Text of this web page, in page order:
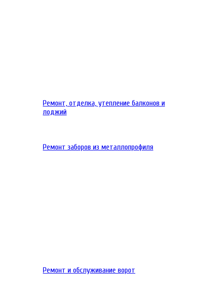
Ремонт, отделка, утепление балконов и
лоджий
Ремонт заборов из металлопрофиля
Ремонт и обслуживание ворот